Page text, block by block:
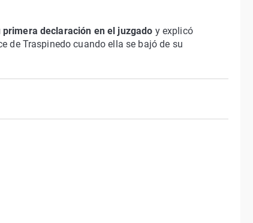
declaración en el juzgado y explicó
de Traspinedo cuando ella se bajó de su